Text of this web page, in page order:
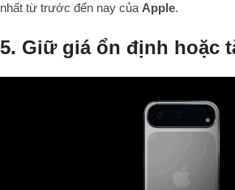
nhất từ trước đến nay củaApple.
5. Giữ giá ổn định hoặc